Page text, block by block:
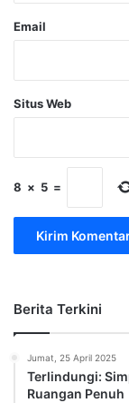
Email
Situs Web
8 × 5 =
Berita Terkini
Jumat, 25 April 2025
Terlindungi:
Ruangan Penuh